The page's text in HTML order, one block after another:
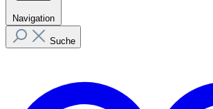
Navigation
Suche